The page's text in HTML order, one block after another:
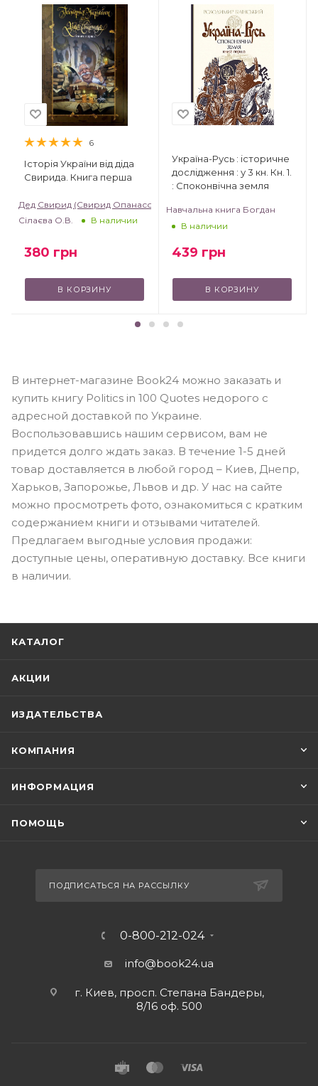
6
Історія України від діда
Свирида. Книга перша
Дед Свирид (Свирид Опанасович)
Сілаєва О.В.
В наличии
380 грн
В КОРЗИНУ
Україна-Русь : історичне
дослідження : у 3 кн. Кн. 1.
: Споконвічна земля
Навчальна книга Богдан
В наличии
439 грн
В КОРЗИНУ
В интернет-магазине Book24 можно заказать и
купить книгу Politics in 100 Quotes недорого с
адресной доставкой по Украине.
Воспользовавшись нашим сервисом, вам не
придется долго ждать заказ. В течение 1-5 дней
товар доставляется в любой город – Киев, Днепр,
Харьков, Запорожье, Львов и др. У нас на сайте
можно просмотреть фото, ознакомиться с кратким
содержанием книги и отзывами читателей.
Предлагаем выгодные условия продажи:
доступные цены, оперативную доставку. Все книги
в наличии.
КАТАЛОГ
АКЦИИ
ИЗДАТЕЛЬСТВА
КОМПАНИЯ
ИНФОРМАЦИЯ
ПОМОЩЬ
ПОДПИСАТЬСЯ НА РАССЫЛКУ
0-800-212-024
info@book24.ua
г. Киев, просп. Степана Бандеры,
8/16 оф. 500